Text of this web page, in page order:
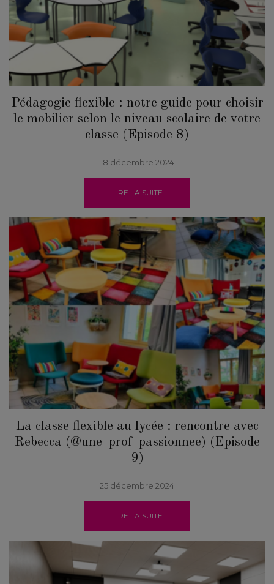
Pédagogie flexible : notre guide pour choisir
le mobilier selon le niveau scolaire de votre
classe (Episode 8)
18 décembre 2024
LIRE LA SUITE
La classe flexible au lycée : rencontre avec
Rebecca (@une_prof_passionnee) (Episode
9)
25 décembre 2024
LIRE LA SUITE